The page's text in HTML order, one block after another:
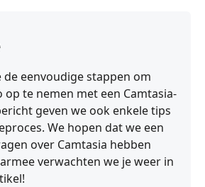
eenvoudige stappen om
op te nemen met een Camtasia-
geven we ook enkele tips
We hopen dat we een
over Camtasia hebben
verwachten we je weer in